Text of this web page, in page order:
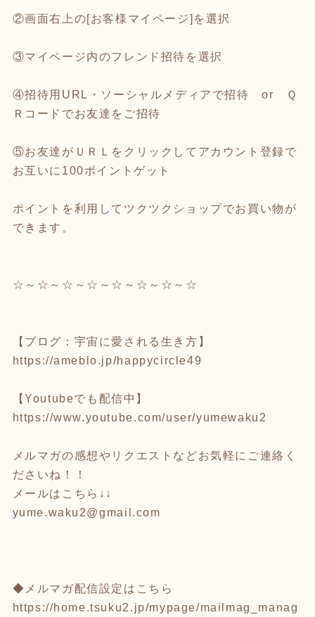
②画面右上の[お客様マイページ]を選択
③マイページ内のフレンド招待を選択
④招待用URL・ソーシャルメディアで招待 or Ｑ
Ｒコードでお友達をご招待
⑤お友達がＵＲＬをクリックしてアカウント登録で
お互いに100ポイントゲット
ポイントを利用してツクツクショップでお買い物が
できます。
☆～☆～☆～☆～☆～☆～☆～☆
【ブログ：宇宙に愛される生き方】
https://ameblo.jp/happycircle49
【Youtubeでも配信中】
https://www.youtube.com/user/yumewaku2
メルマガの感想やリクエストなどお気軽にご連絡く
ださいね！！
メールはこちら↓↓
yume.waku2@gmail.com
◆メルマガ配信設定はこちら
https://home.tsuku2.jp/mypage/mailmag_manag